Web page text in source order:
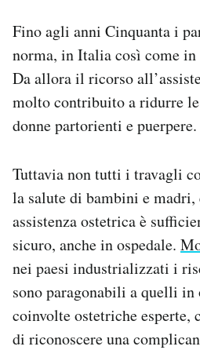
Fino agli anni Cinquanta i
norma, in Italia così come
Da allora il ricorso
molto contribuito a ridurre
donne partorienti e puerpere.
Tuttavia non tutti i travagli
la salute di bambini e
assistenza ostetrica è
sicuro, anche in ospedale.
nei paesi industrializzati i
sono paragonabili a quelli in
coinvolte ostetriche esperte,
di riconoscere una